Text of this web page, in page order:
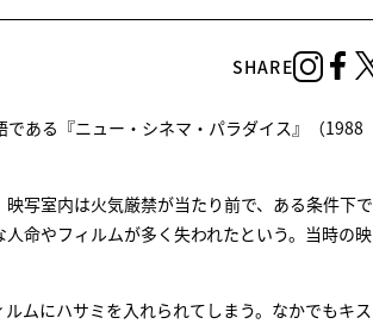
SHARE
ある『ニュー・シネマ・パラダイス』（1988
写室内は火気厳禁が当たり前で、ある条件下で
命やフィルムが多く失われたという。当時の映
ムにハサミを入れられてしまう。なかでもキス